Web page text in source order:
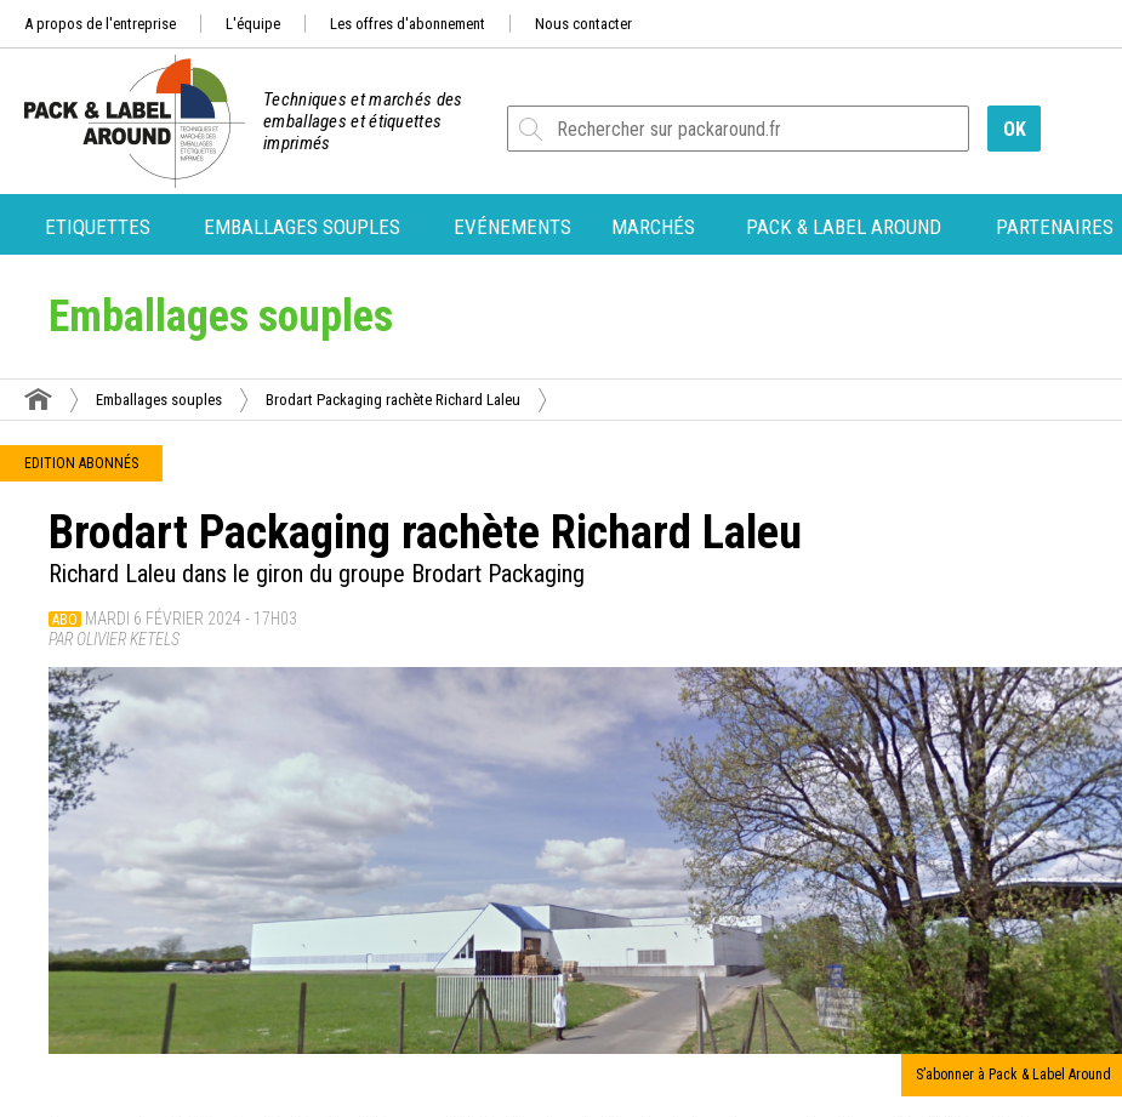
A propos de l'entreprise L'équipe Les offres d'abonnement Nous contacter
Techniques et marchés des
emballages et étiquettes
imprimés
ETIQUETTES EMBALLAGES SOUPLES EVÉNEMENTS MARCHÉS PACK & LABEL AROUND PARTENAIRES
Emballages souples
Emballages souples Brodart Packaging rachète Richard Laleu
EDITION ABONNÉS
Brodart Packaging rachète Richard Laleu
Richard Laleu dans le giron du groupe Brodart Packaging
ABO MARDI 6 FÉVRIER 2024 - 17H03
PAR OLIVIER KETELS
S’abonner à Pack & Label Around